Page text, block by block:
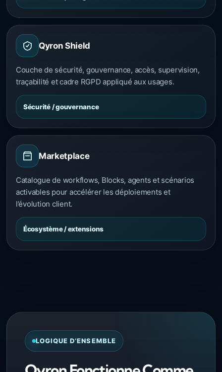
Qyron Shield
Couche de sécurité, gouvernance, accès, supervision,
traçabilité et cadre RGPD appliqué aux usages.
Sécurité / gouvernance
Marketplace
Catalogue de workflows, Blocks, agents et scénarios
activables pour accélérer les déploiements et
l’évolution client.
Écosystème / extensions
LOGIQUE D’ENSEMBLE